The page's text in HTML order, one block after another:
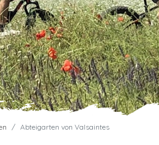
Abteigarten von Valsaintes